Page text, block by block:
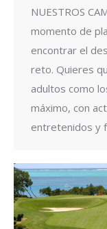
NUESTROS
momento de
encontrar el
reto. Quieres
adultos como
máximo, con
entretenidos y